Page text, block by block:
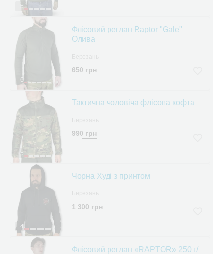
5
6
Флісовий реглан Raptor "Gale"
Олива
650 грн
5
Тактична чоловіча флісова кофта
990 грн
4
Чорна Худі з принтом
1 300 грн
Флісовий реглан «RAPTOR» 250 г/